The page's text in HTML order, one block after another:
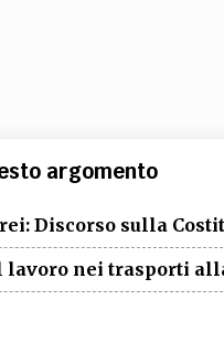
argomento
Discorso sulla
lavoro nei trasporti